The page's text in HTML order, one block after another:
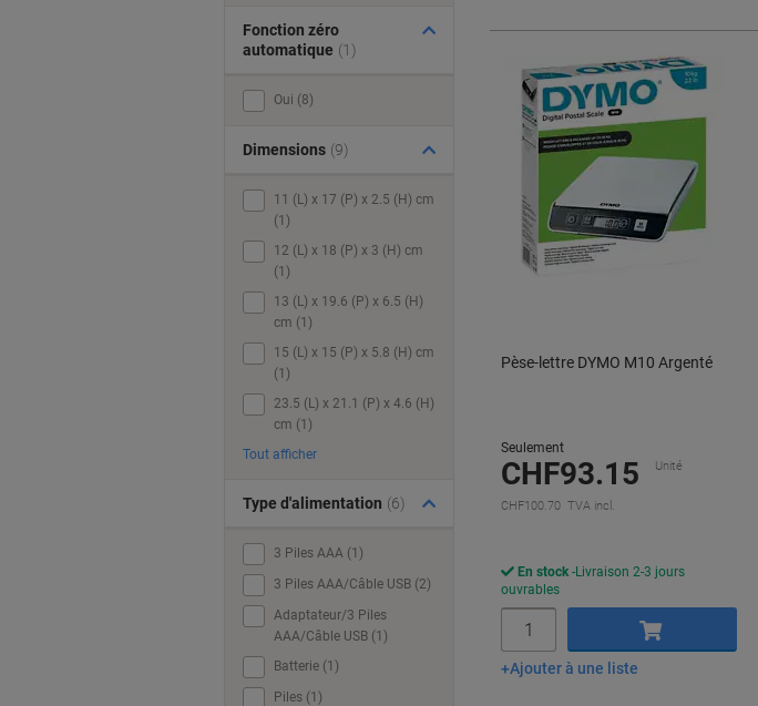
Pèse-lettre DYMO M10 Argenté
Seulement
CHF93.15 Unité
CHF100.70 TVA incl.
En stock Livraison 2-3 jours
ouvrables
Ajouter au panier
Ajouter à une liste
Fonction zéro
automatique (1)
Oui (8)
Dimensions (9)
11 (L) x 17 (P) x 2.5 (H) cm
(1)
12 (L) x 18 (P) x 3 (H) cm
(1)
13 (L) x 19.6 (P) x 6.5 (H)
cm (1)
15 (L) x 15 (P) x 5.8 (H) cm
(1)
23.5 (L) x 21.1 (P) x 4.6 (H)
cm (1)
Tout afficher
Type d'alimentation (6)
3 Piles AAA (1)
3 Piles AAA/Câble USB (2)
Adaptateur/3 Piles
AAA/Câble USB (1)
Batterie (1)
Piles (1)